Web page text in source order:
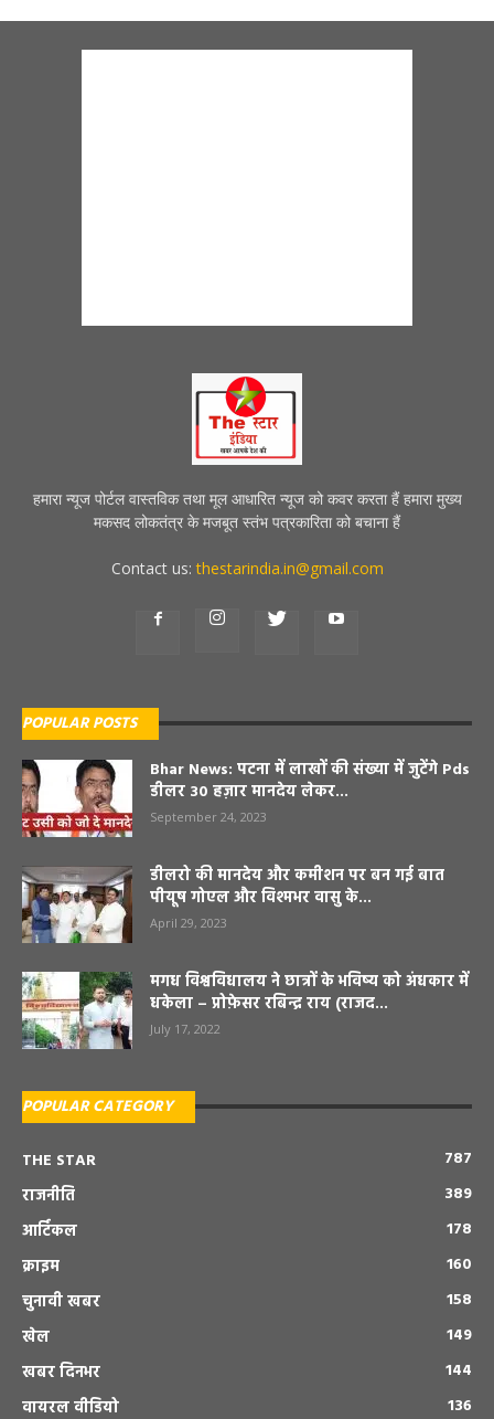
हमारा न्यूज पोर्टल वास्तविक तथा मूल आधारित न्यूज को कवर करता हैं हमारा मुख्य
मकसद लोकतंत्र के मजबूत स्तंभ पत्रकारिता को बचाना हैं
Contact us:thestarindia.in@gmail.com
POPULAR POSTS
Bhar News: पटना में लाखों की संख्या में जुटेंगे Pds
डीलर 30 हज़ार मानदेय लेकर...
September 24, 2023
डीलरो की मानदेय और कमीशन पर बन गई बात
पीयूष गोएल और विश्मभर वासु के...
April 29, 2023
मगध विश्वविधालय ने छात्रों के भविष्य को अंधकार में
धकेला – प्रोफ़ेसर रबिन्द्र राय (राजद...
July 17, 2022
POPULAR CATEGORY
THE STAR
787
राजनीति
389
आर्टिकल
178
क्राइम
160
चुनावी खबर
158
खेल
149
खबर दिनभर
144
वायरल वीडियो
136